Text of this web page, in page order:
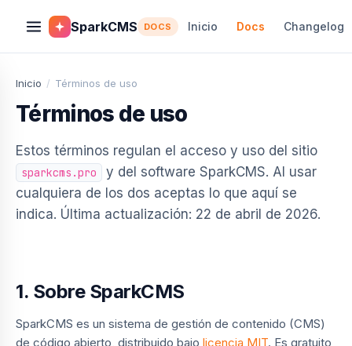
SparkCMS DOCS Inicio Docs Changelog
Inicio / Términos de uso
Términos de uso
Estos términos regulan el acceso y uso del sitio
sparkcms.pro
y del software SparkCMS. Al usar
cualquiera de los dos aceptas lo que aquí se
indica. Última actualización: 22 de abril de 2026.
1. Sobre SparkCMS
SparkCMS es un sistema de gestión de contenido (CMS)
de código abierto, distribuido bajo licencia MIT. Es gratuito